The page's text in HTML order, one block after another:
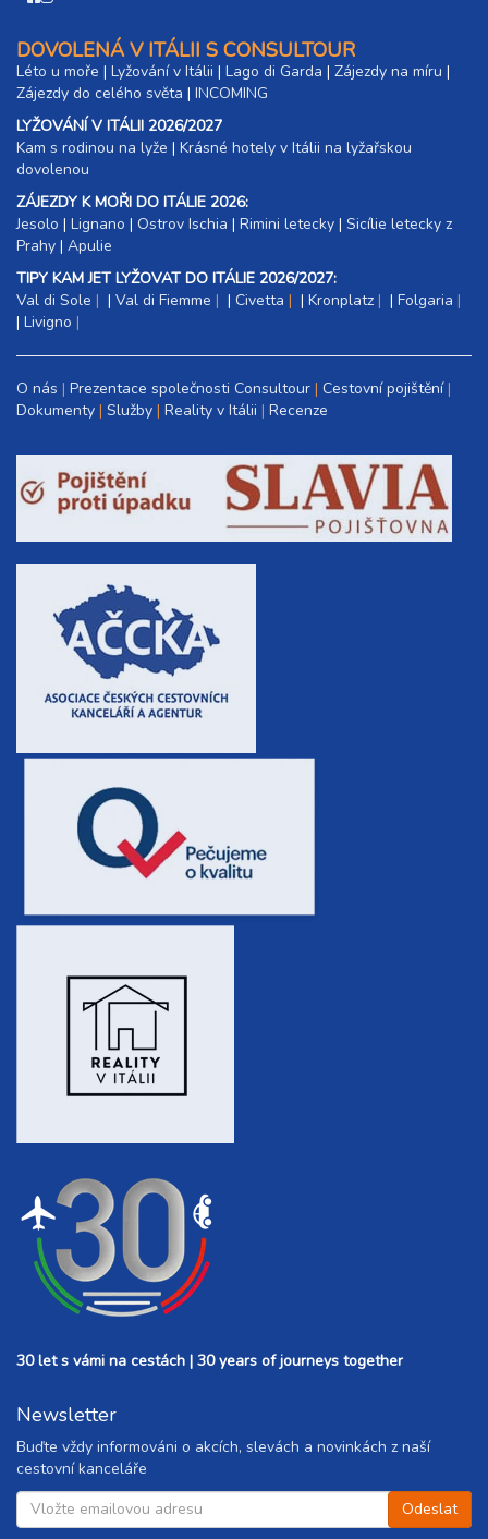
DOVOLENÁ V ITÁLII S CONSULTOUR
Léto u moře | Lyžování v Itálii | Lago di Garda | Zájezdy na míru |
Zájezdy do celého světa | INCOMING
LYŽOVÁNÍ V ITÁLII 2026/2027
Kam s rodinou na lyže |​ Krásné hotely v Itálii na lyžařskou
dovolenou
ZÁJEZDY K MOŘI DO ITÁLIE 2026:
Jesolo | Lignano | Ostrov Ischia | Rimini letecky | Sicílie letecky z
Prahy | Apulie
TIPY KAM JET LYŽOVAT DO ITÁLIE 2026/2027:
Val di Sole
| Val di Fiemme | Civetta | Kronplatz | Folgaria
| Livigno
O nás Prezentace společnosti Consultour Cestovní pojištění
Dokumenty Služby Reality v Itálii Recenze
30 let s vámi na cestách | 30 years of journeys together
Newsletter
Buďte vždy informováni o akcích, slevách a novinkách z naší
cestovní kanceláře